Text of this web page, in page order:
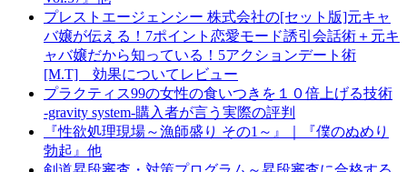
プレストエージェンシー 株式会社の[セット版]元キャ
バ嬢が伝える！7ポイント恋愛モード誘引会話術＋元キ
ャバ嬢だから知っている！5アクションデート術
[M.T] 効果についてレビュー
プラクティス99の女性の食いつきを１０倍上げる技術
-gravity system-購入者が言う実際の評判
『性欲処理現場～漁師盛り その1～』｜『僕のぬめり
勃起』他